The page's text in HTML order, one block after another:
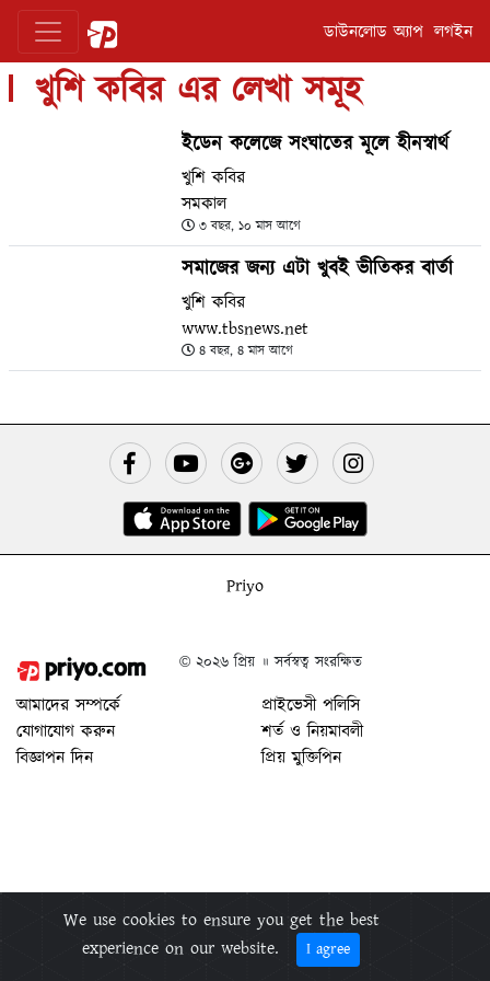
ডাউনলোড অ্যাপ লগইন
খুশি কবির এর লেখা সমূহ
ইডেন কলেজে সংঘাতের মূলে হীনস্বার্থ
খুশি কবির
সমকাল
৩ বছর, ১০ মাস আগে
সমাজের জন্য এটা খুবই ভীতিকর বার্তা
খুশি কবির
www.tbsnews.net
৪ বছর, ৪ মাস আগে
Priyo
© ২০২৬ প্রিয় ॥ সর্বস্বত্ব সংরক্ষিত
আমাদের সম্পর্কে
যোগাযোগ করুন
বিজ্ঞাপন দিন
প্রাইভেসী পলিসি
শর্ত ও নিয়মাবলী
প্রিয় মুক্তিপিন
We use cookies to ensure you get the best
experience on our website.
I agree